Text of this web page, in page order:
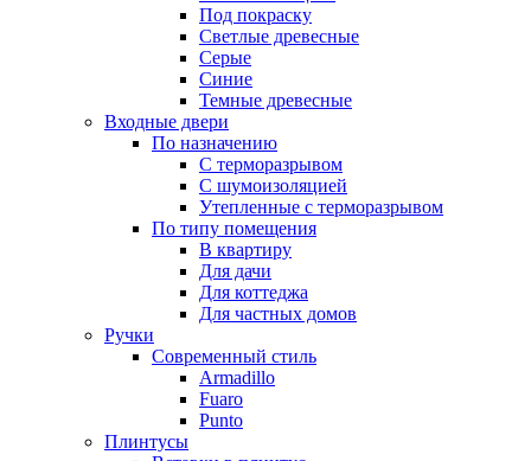
Под покраску
Светлые древесные
Серые
Синие
Темные древесные
Входные двери
По назначению
С терморазрывом
С шумоизоляцией
Утепленные с терморазрывом
По типу помещения
В квартиру
Для дачи
Для коттеджа
Для частных домов
Ручки
Современный стиль
Armadillo
Fuaro
Punto
Плинтусы